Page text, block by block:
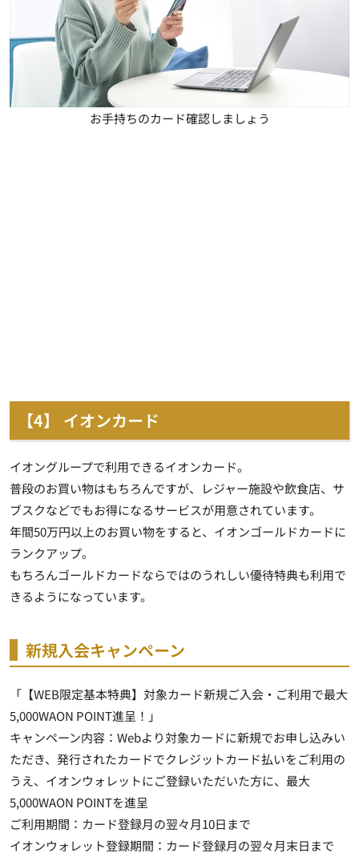
お手持ちのカード確認しましょう
【4】 イオンカード
イオングループで利用できるイオンカード。
普段のお買い物はもちろんですが、レジャー施設や飲食店、サ
ブスクなどでもお得になるサービスが用意されています。
年間50万円以上のお買い物をすると、イオンゴールドカードに
ランクアップ。
もちろんゴールドカードならではのうれしい優待特典も利用で
きるようになっています。
新規入会キャンペーン
「【WEB限定基本特典】対象カード新規ご入会・ご利用で最大
5,000WAON POINT進呈！」
キャンペーン内容：Webより対象カードに新規でお申し込みい
ただき、発行されたカードでクレジットカード払いをご利用の
うえ、イオンウォレットにご登録いただいた方に、 最大
5,000WAON POINTを進呈
ご利用期間：カード登録月の翌々月10日まで
イオンウォレット登録期間：カード登録月の翌々月末日まで